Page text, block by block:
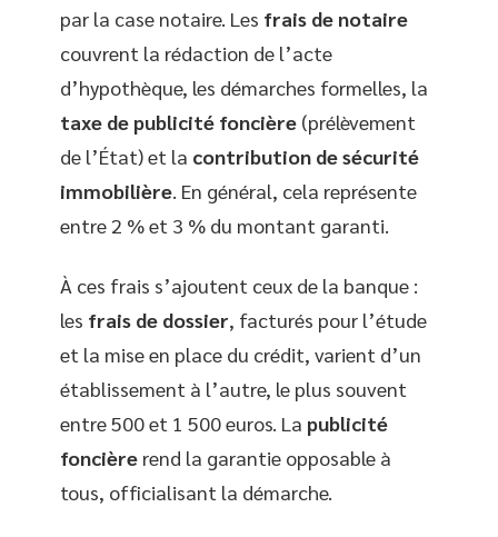
par la case notaire. Les frais de notaire
couvrent la rédaction de l’acte
d’hypothèque, les démarches formelles, la
taxe de publicité foncière (prélèvement
de l’État) et la contribution de sécurité
immobilière. En général, cela représente
entre 2 % et 3 % du montant garanti.
À ces frais s’ajoutent ceux de la banque :
les frais de dossier, facturés pour l’étude
et la mise en place du crédit, varient d’un
établissement à l’autre, le plus souvent
entre 500 et 1 500 euros. La publicité
foncière rend la garantie opposable à
tous, officialisant la démarche.